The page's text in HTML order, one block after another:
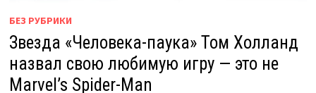
БЕЗ РУБРИКИ
Звезда «Человека-паука» Том Холланд
назвал свою любимую игру — это не
Marvel’s Spider-Man